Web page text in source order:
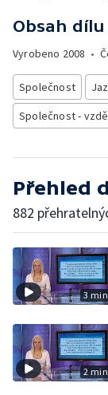
Obsah dílu
Vyrobeno 2008 •
Společnost
Společnost -
Přehled
882
3 min
2 min